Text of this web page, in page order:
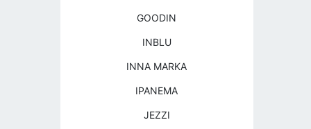
GOODIN
INBLU
INNA MARKA
IPANEMA
JEZZI